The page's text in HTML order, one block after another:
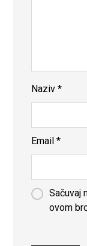
Naziv*
Email*
Sačuvaj
ovom